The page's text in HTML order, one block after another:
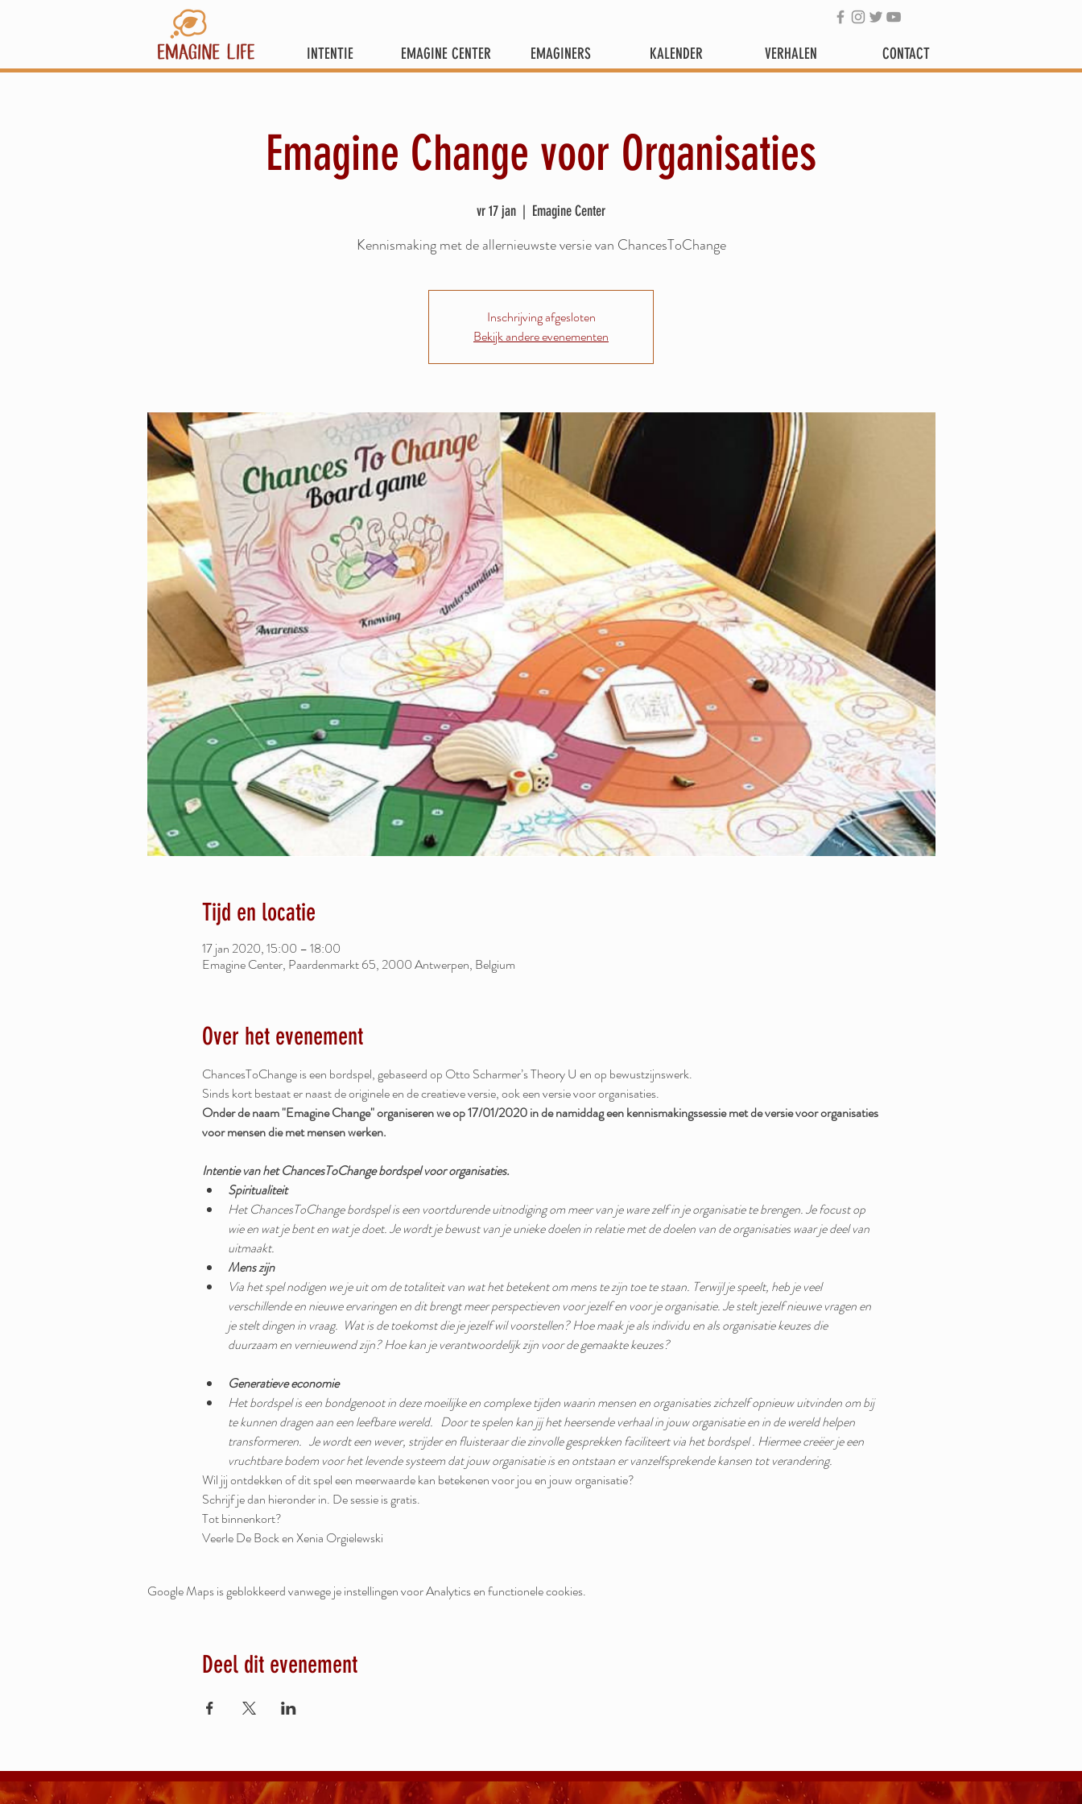
INTENTIE EMAGINE CENTER EMAGINERS KALENDER VERHALEN CONTACT
Emagine Change voor Organisaties
vr 17 jan
  |
Emagine Center
Kennismaking met de allernieuwste versie van ChancesToChange
Inschrijving afgesloten
Bekijk andere evenementen
Tijd en locatie
17 jan 2020, 15:00 – 18:00
Emagine Center, Paardenmarkt 65, 2000 Antwerpen, Belgium
Over het evenement
ChancesToChange is een bordspel, gebaseerd op Otto Scharmer’s Theory U en op bewustzijnswerk.
Sinds kort bestaat er naast de originele en de creatieve versie, ook een versie voor organisaties.
Onder de naam "Emagine Change" organiseren we op 17/01/2020 in de namiddag een kennismakingssessie met de versie voor organisaties
voor mensen die met mensen werken.
Intentie van het ChancesToChange bordspel voor organisaties.
Spiritualiteit
Het ChancesToChange bordspel is een voortdurende uitnodiging om meer van je ware zelf in je organisatie te brengen. Je focust op
wie en wat je bent en wat je doet. Je wordt je bewust van je unieke doelen in relatie met de doelen van de organisaties waar je deel van
uitmaakt.
Mens zijn
Via het spel nodigen we je uit om de totaliteit van wat het betekent om mens te zijn toe te staan. Terwijl je speelt, heb je veel
verschillende en nieuwe ervaringen en dit brengt meer perspectieven voor jezelf en voor je organisatie. Je stelt jezelf nieuwe vragen en
je stelt dingen in vraag.  Wat is de toekomst die je jezelf wil voorstellen? Hoe maak je als individu en als organisatie keuzes die
duurzaam en vernieuwend zijn? Hoe kan je verantwoordelijk zijn voor de gemaakte keuzes?
Generatieve economie
Het bordspel is een bondgenoot in deze moeilijke en complexe tijden waarin mensen en organisaties zichzelf opnieuw uitvinden om bij
te kunnen dragen aan een leefbare wereld.   Door te spelen kan jij het heersende verhaal in jouw organisatie en in de wereld helpen
transformeren.   Je wordt een wever, strijder en fluisteraar die zinvolle gesprekken faciliteert via het bordspel . Hiermee creëer je een
vruchtbare bodem voor het levende systeem dat jouw organisatie is en ontstaan er vanzelfsprekende kansen tot verandering.
Wil jij ontdekken of dit spel een meerwaarde kan betekenen voor jou en jouw organisatie?
Schrijf je dan hieronder in. De sessie is gratis.
Tot binnenkort?
Veerle De Bock en Xenia Orgielewski
Google Maps is geblokkeerd vanwege je instellingen voor Analytics en functionele cookies.
Deel dit evenement